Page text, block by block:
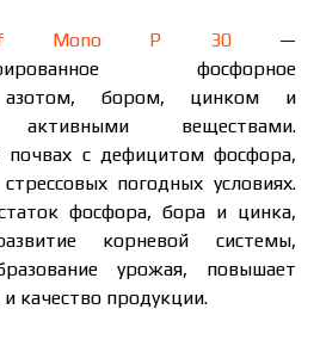
Mono P 30—
фосфорное
бором, цинком и
активными веществами.
почвах с дефицитом фосфора,
погодных условиях.
фосфора, бора и цинка,
корневой системы,
урожая, повышает
качество продукции.